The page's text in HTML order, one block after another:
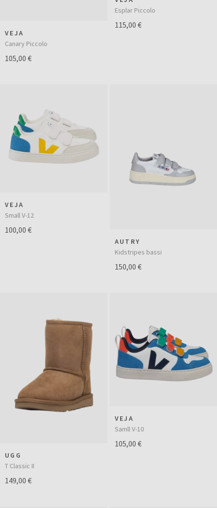
VEJA
Canary Piccolo
105,00 €
Esplar Piccolo
115,00 €
VEJA
Small V-12
100,00 €
AUTRY
Kidstripes bassi
150,00 €
UGG
T Classic II
149,00 €
VEJA
Samll V-10
105,00 €